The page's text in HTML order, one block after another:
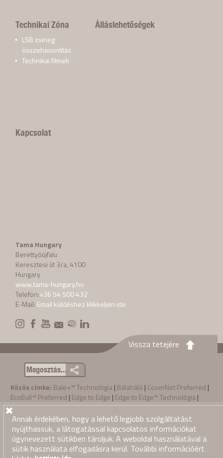
Technikai Zóna
LSB zsineg
összehasonlítás
Technikai filmek
Álláslehetőségek
Kapcsolat
Tama Hungary
Berettyóújfalu
Keresztesi út 3/a, 4100
Hungary
www.tama-hungary.hu
Telefon:+36 54 500 432
E-Mail: Email küldéshez klikkeljen ide
Vissza tetejére
Megosztás...
Közös címke: Bale+™ Technológia| Bálaháló | CoverNet Preferred |
EcoBull™ Preferred | Edge to Edge | Edge to Edge™ Technológia|
nagy bála|Polipropilén|Szizálkender zsineg|Tama|Tama LSB
bálazsinegek|Tama LSB zsineg|Tama Marathon®|TamaTwine™
Tama zsineg|zsineg
Privacy Policy· Értékesítési feltételek
© 2026Tama Hungary . Mind jog fenntartva
Annak érdekében, hogy a lehető legjobb szolgáltatást
nyújthassuk, a látogatással kapcsolatos információkat
úgynevezett sütikben tároljuk. A weboldal használatával a
sütik használata elfogadásra kerül. További információért